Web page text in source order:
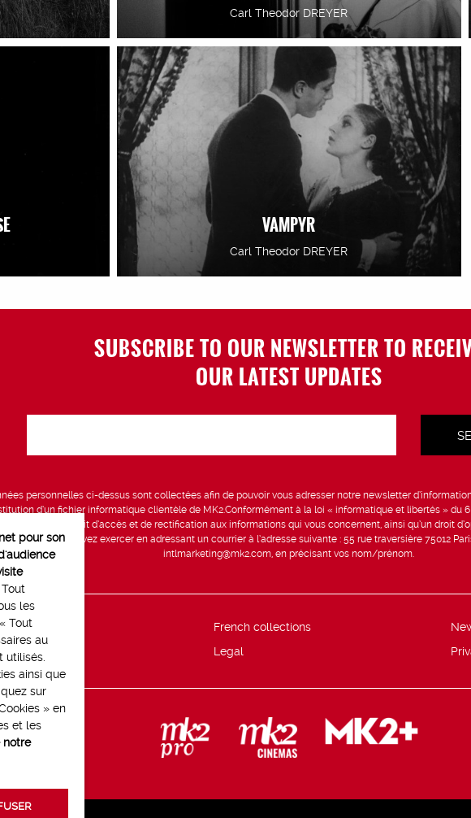
Carl Theodor DREYER
VAMPYR
Carl Theodor DREYER
SUBSCRIBE TO OUR NEWSLETTER TO
OUR LATEST UPDATES
personnelles ci-dessus sont collectées afin de pouvoir vous adresser notre newsletter
d’un fichier informatique clientèle de MK2.Conformément à la loi « informatique et libertés » du
bénéficiez d’un droit d’accès et de rectification aux informations qui vous concernent, ainsi qu’un droit
que vous pouvez exercer en adressant un courrier à l’adresse suivante : 55 rue traversière 75012
intlmarketing@mk2.com, en précisant vos nom/prénom.
French collections
Legal
pour son
les
Tout
au
utilisés.
ainsi que
sur
» en
et les
notre